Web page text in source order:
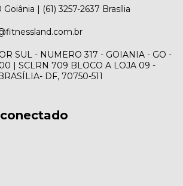
Goiânia | (61) 3257-2637 Brasília
SUL - NUMERO 317 - GOIANIA - GO -
| SCLRN 709 BLOCO A LOJA 09 -
DF, 70750-511